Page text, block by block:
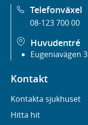
Telefonväxel
08-123 700 00
Huvudentré
Eugeniavägen 3
Kontakt
Kontakta sjukhuset
Hitta hit